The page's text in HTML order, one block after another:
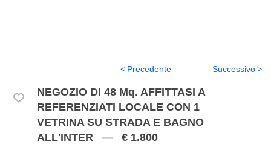
NEGOZIO DI 48 Mq. AFFITTASI A
REFERENZIATI LOCALE CON 1
VETRINA SU STRADA E BAGNO
ALL'INTER
€ 1.800
Precedente Successivo